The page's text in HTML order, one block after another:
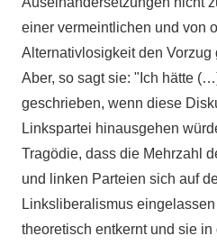
einer vermeintlichen und von
Alternativlosigkeit den Vorzug
Aber, so sagt sie: "Ich hätte
geschrieben, wenn diese
Linkspartei hinausgehen
Tragödie, dass die Mehrzahl
und linken Parteien sich auf
Linksliberalismus
theoretisch entkernt und sie